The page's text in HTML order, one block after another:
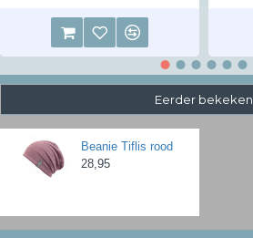
Eerder bekeken
Beanie Tiflis rood
28,95